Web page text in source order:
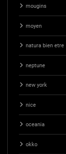
mougins
moyen
natura bien etre
neptune
new york
nice
oceania
okko